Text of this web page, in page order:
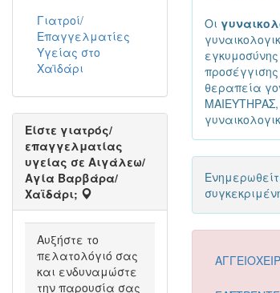
Οι
θεραπεία
ΜΑΙΕΥΤΗΡΑΣ,
Γιατροί/
Επαγγελματίες
Υγείας στο
Χαϊδάρι
Είστε γιατρός/
επαγγελματίας
υγείας σε Αιγάλεω/
Αγία Βαρβάρα/
Χαϊδάρι;
Αυξήστε το
πελατολόγιό σας
και ενδυναμώστε
την παρουσία σας